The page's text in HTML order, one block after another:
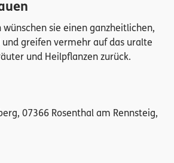
sie einen ganzheitlichen,
und greifen vermehr auf das uralte
und Heilpflanzen zurück.
07366 Rosenthal am Rennsteig,